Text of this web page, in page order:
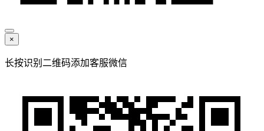
×
长按识别二维码添加客服微信